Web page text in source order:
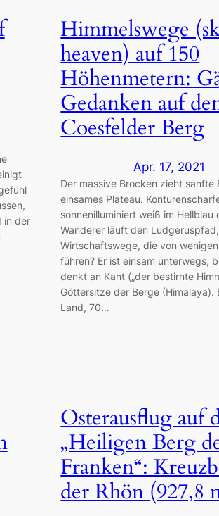
in der
Himmelswege
heaven) auf 150
Höhenmetern:
Gedanken auf
Coesfelder Berg
Apr. 17, 2021
Der massive Brocken zieht sanfte
einsames Plateau.
sonnenilluminiert weiß im Hellblau
Wanderer läuft den
Wirtschaftswege, die von
führen? Er ist einsam unterwegs,
denkt an Kant („der bestirnte
Göttersitze der Berge (Himalaya).
Land, 70…
Osterausflug auf
„Heiligen Berg
Franken“:
der Rhön (927,8